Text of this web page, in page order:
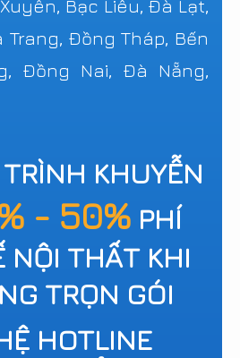
Bạc Liêu, Đà Lạt,
Trang, Đồng Tháp, Bến
Đồng Nai, Đà Nẵng,
KHUYỄN
- 50% PHÍ
NỘI THẤT KHI
TRỌN GÓI
HOTLINE